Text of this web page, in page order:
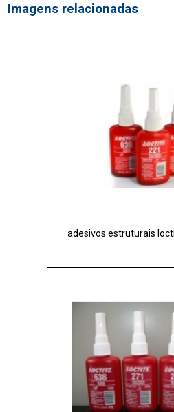
Imagens relacionadas
adesivos estruturais